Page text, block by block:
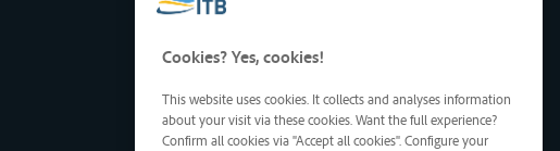
Cookies? Yes, cookies!
This website uses cookies. It collects and analyses information
about your visit via these cookies. Want the full experience?
Confirm all cookies via "Accept all cookies". Configure your